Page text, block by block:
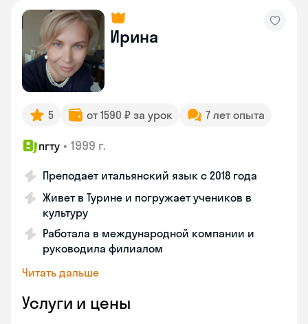
Ирина
5 от 1590 ₽ за урок 7 лет опыта
пгту • 1999 г.
Преподает итальянский язык с 2018 года
Живет в Турине и погружает учеников в
культуру
Работала в международной компании и
руководила филиалом
Читать дальше
Услуги и цены